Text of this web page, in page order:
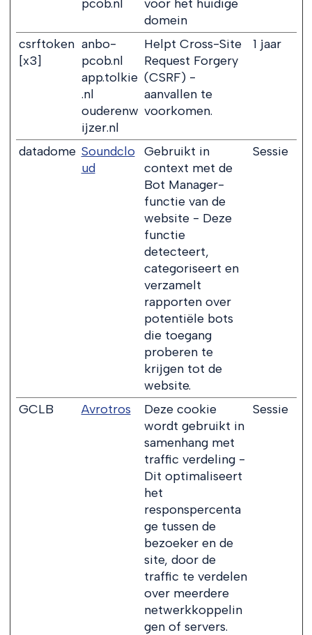
pcob.nl
voor het huidige
domein
csrftoken
[x3]
anbo-
pcob.nl
app.tolkie
.nl
ouderenw
ijzer.nl
Helpt Cross-Site
Request Forgery
(CSRF) -
aanvallen te
voorkomen.
1 jaar
datadome Soundclo
ud
Gebruikt in
context met de
Bot Manager-
functie van de
website - Deze
functie
detecteert,
categoriseert en
verzamelt
rapporten over
potentiële bots
die toegang
proberen te
krijgen tot de
website.
Sessie
GCLB Avrotros
Deze cookie
wordt gebruikt in
samenhang met
traffic verdeling -
Dit optimaliseert
het
responspercenta
ge tussen de
bezoeker en de
site, door de
traffic te verdelen
over meerdere
netwerkkoppelin
gen of servers.
Sessie